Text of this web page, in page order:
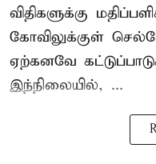
விதிகளுக்கு
கோவிலுக்குள்
ஏற்கனவே
இந்நிலையில், ...